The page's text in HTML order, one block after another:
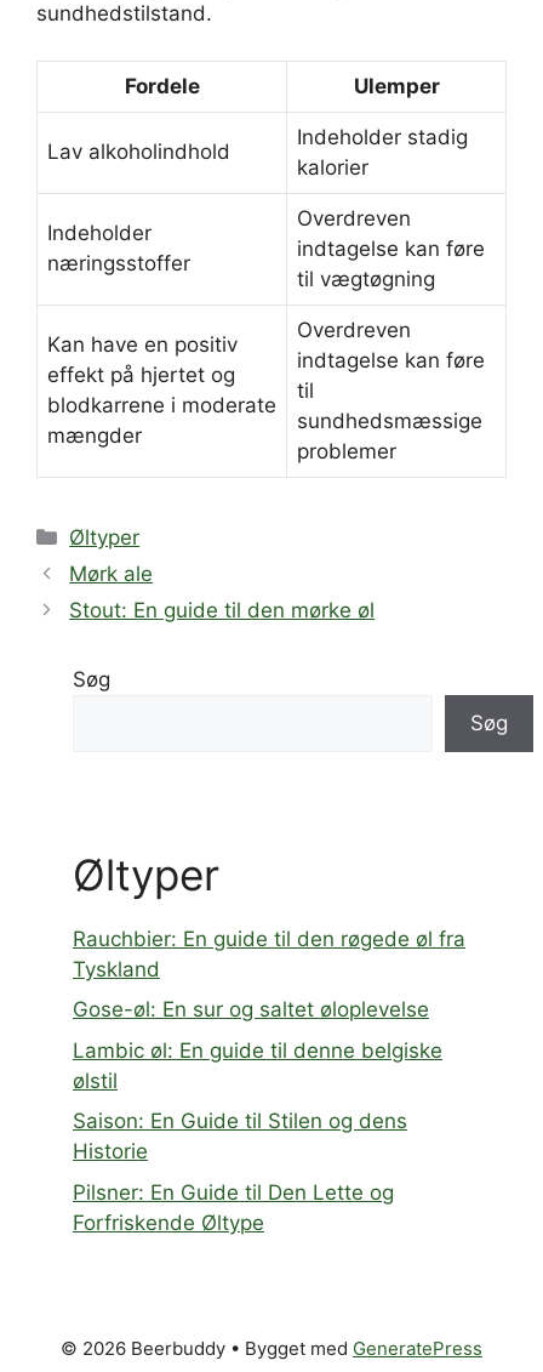
sundhedstilstand.
Fordele Ulemper
Lav alkoholindhold
Indeholder stadig
kalorier
Indeholder
næringsstoffer
Overdreven
indtagelse kan føre
til vægtøgning
Kan have en positiv
effekt på hjertet og
blodkarrene i moderate
mængder
Overdreven
indtagelse kan føre
til
sundhedsmæssige
problemer
Kategorier
Øltyper
Mørk ale
Stout: En guide til den mørke øl
Søg
Søg
Øltyper
Rauchbier: En guide til den røgede øl fra
Tyskland
Gose-øl: En sur og saltet øloplevelse
Lambic øl: En guide til denne belgiske
ølstil
Saison: En Guide til Stilen og dens
Historie
Pilsner: En Guide til Den Lette og
Forfriskende Øltype
© 2026 Beerbuddy • Bygget med GeneratePress